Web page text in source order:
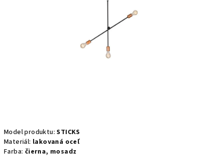
Model produktu:STICKS
Materiál: lakovaná oceľ
Farba: čierna, mosadz